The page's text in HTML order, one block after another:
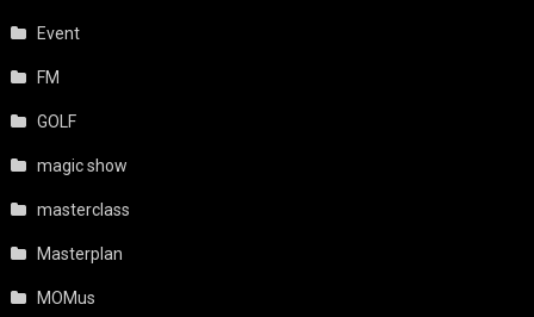
Event
FM
GOLF
magic show
masterclass
Masterplan
MOMus